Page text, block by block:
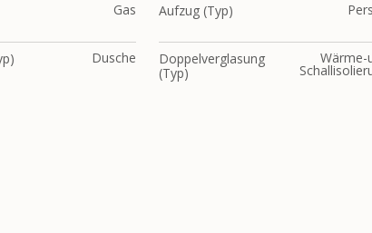
Gas Aufzug (Typ)
Dusche
Doppelverglasung
(Typ)
Wärme-